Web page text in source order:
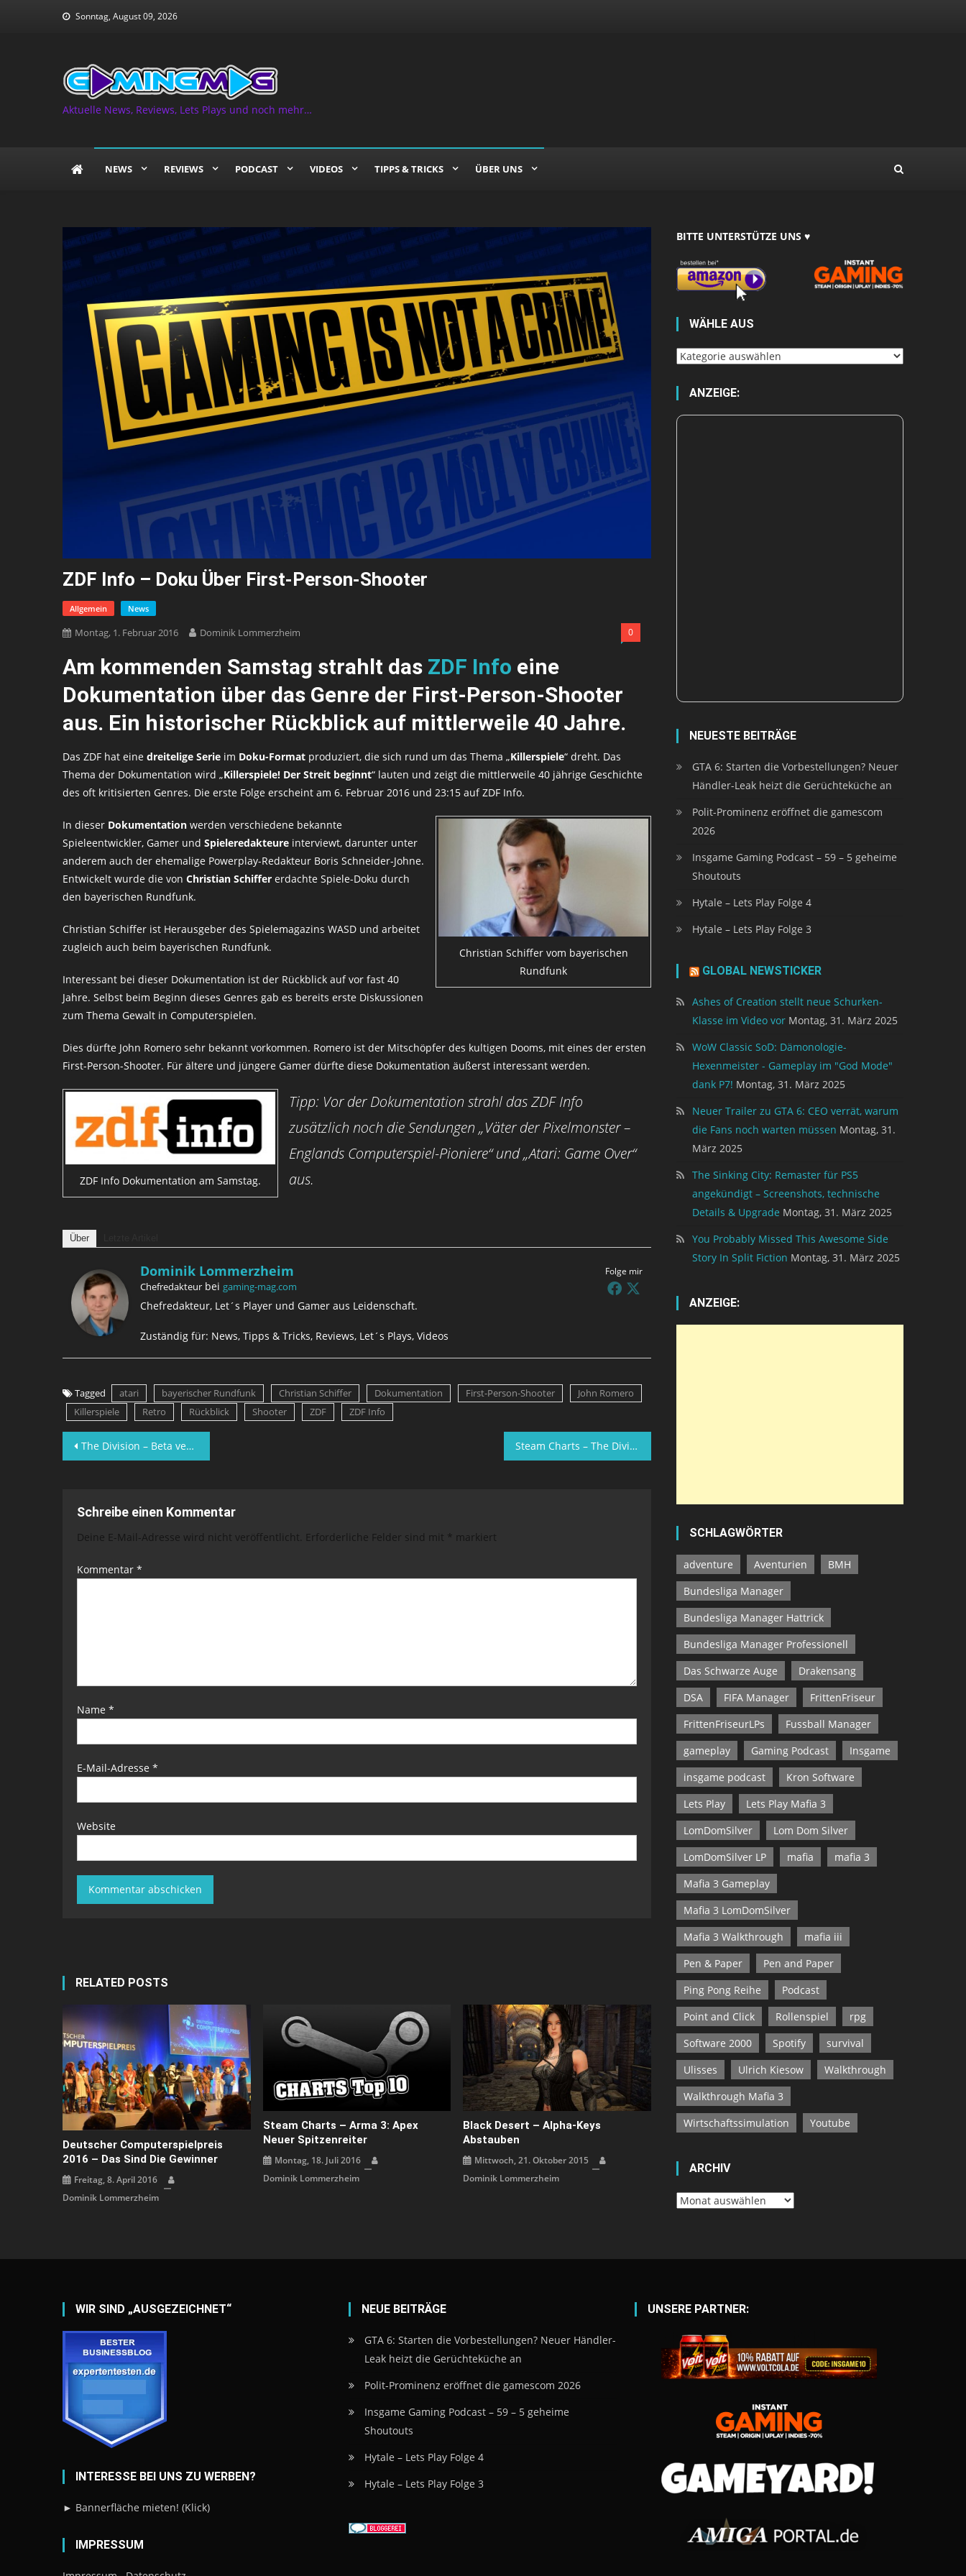
Sonntag, August 09, 2026
Aktuelle News, Reviews, Lets Plays und noch mehr…
NEWS REVIEWS PODCAST VIDEOS TIPPS & TRICKS ÜBER UNS
ZDF Info – Doku Über First-Person-Shooter
Allgemein News
Montag, 1. Februar 2016 Dominik Lommerzheim 0
Am kommenden Samstag strahlt das ZDF Info eine
Dokumentation über das Genre der First-Person-Shooter
aus. Ein historischer Rückblick auf mittlerweile 40 Jahre.
Das ZDF hat eine dreitelige Serie im Doku-Format produziert, die sich rund um das Thema „Killerspiele“ dreht. Das
Thema der Dokumentation wird „Killerspiele! Der Streit beginnt“ lauten und zeigt die mittlerweile 40 jährige Geschichte
des oft kritisierten Genres. Die erste Folge erscheint am 6. Februar 2016 und 23:15 auf ZDF Info.
Christian Schiffer vom bayerischen
Rundfunk
In dieser Dokumentation werden verschiedene bekannte
Spieleentwickler, Gamer und Spieleredakteure interviewt, darunter unter
anderem auch der ehemalige Powerplay-Redakteur Boris Schneider-Johne.
Entwickelt wurde die von Christian Schiffer erdachte Spiele-Doku durch
den bayerischen Rundfunk.
Christian Schiffer ist Herausgeber des Spielemagazins WASD und arbeitet
zugleich auch beim bayerischen Rundfunk.
Interessant bei dieser Dokumentation ist der Rückblick auf vor fast 40
Jahre. Selbst beim Beginn dieses Genres gab es bereits erste Diskussionen
zum Thema Gewalt in Computerspielen.
Dies dürfte John Romero sehr bekannt vorkommen. Romero ist der Mitschöpfer des kultigen Dooms, mit eines der ersten
First-Person-Shooter. Für ältere und jüngere Gamer dürfte diese Dokumentation äußerst interessant werden.
ZDF Info Dokumentation am Samstag.
Tipp: Vor der Dokumentation strahl das ZDF Info
zusätzlich noch die Sendungen „Väter der Pixelmonster –
Englands Computerspiel-Pioniere“ und „Atari: Game Over“
aus.
Über
Folge mir
Dominik Lommerzheim
Chefredakteur bei gaming-mag.com
Chefredakteur, Let´s Player und Gamer aus Leidenschaft.
Zuständig für: News, Tipps & Tricks, Reviews, Let´s Plays, Videos
Tagged atari bayerischer Rundfunk Christian Schiffer Dokumentation First-Person-Shooter
John Romero
Killerspiele
Retro Rückblick Shooter ZDF ZDF Info
Beitragsnavigation
The Division – Beta verlängert um 24 Stunden Steam Charts – The Division schlägt ein
Schreibe einen Kommentar
Deine E-Mail-Adresse wird nicht veröffentlicht. Erforderliche Felder sind mit * markiert
Kommentar *
Name *
E-Mail-Adresse *
Website
RELATED POSTS
Deutscher Computerspielpreis
2016 – Das Sind Die Gewinner
Freitag, 8. April 2016
Dominik Lommerzheim
Steam Charts – Arma 3: Apex
Neuer Spitzenreiter
Montag, 18. Juli 2016
Dominik Lommerzheim
Black Desert – Alpha-Keys
Abstauben
Mittwoch, 21. Oktober 2015
Dominik Lommerzheim
BITTE UNTERSTÜTZE UNS ♥
WÄHLE AUS
Wähle
ANZEIGE:
NEUESTE BEITRÄGE
GTA 6: Starten die Vorbestellungen? Neuer
Händler-Leak heizt die Gerüchteküche an
Polit-Prominenz eröffnet die gamescom
2026
Insgame Gaming Podcast – 59 – 5 geheime
Shoutouts
Hytale – Lets Play Folge 4
Hytale – Lets Play Folge 3
GLOBAL NEWSTICKER
Ashes of Creation stellt neue Schurken-
Klasse im Video vor Montag, 31. März 2025
WoW Classic SoD: Dämonologie-
Hexenmeister - Gameplay im "God Mode"
dank P7! Montag, 31. März 2025
Neuer Trailer zu GTA 6: CEO verrät, warum
die Fans noch warten müssen Montag, 31.
März 2025
The Sinking City: Remaster für PS5
angekündigt – Screenshots, technische
Details & Upgrade Montag, 31. März 2025
You Probably Missed This Awesome Side
Story In Split Fiction Montag, 31. März 2025
ANZEIGE:
SCHLAGWÖRTER
adventure Aventurien
BMH
Bundesliga Manager
Bundesliga Manager Hattrick
Bundesliga Manager Professionell
Das Schwarze Auge
Drakensang
DSA
FIFA Manager
FrittenFriseur
FrittenFriseurLPs
Fussball Manager
gameplay
Gaming Podcast
Insgame
insgame podcast
Kron Software
Lets Play
Lets Play Mafia 3
LomDomSilver
Lom Dom Silver
LomDomSilver LP
mafia
mafia 3
Mafia 3 Gameplay
Mafia 3 LomDomSilver
Mafia 3 Walkthrough
mafia iii
Pen & Paper
Pen and Paper
Ping Pong Reihe
Podcast
Point and Click
Rollenspiel
rpg
Software 2000
Spotify
survival
Ulisses
Ulrich Kiesow
Walkthrough
Walkthrough Mafia 3
Wirtschaftssimulation
Youtube
ARCHIV
Archiv
WIR SIND „AUSGEZEICHNET“
INTERESSE BEI UNS ZU WERBEN?
► Bannerfläche mieten! (Klick)
IMPRESSUM
NEUE BEITRÄGE
GTA 6: Starten die Vorbestellungen? Neuer Händler-
Leak heizt die Gerüchteküche an
Polit-Prominenz eröffnet die gamescom 2026
Insgame Gaming Podcast – 59 – 5 geheime
Shoutouts
Hytale – Lets Play Folge 4
Hytale – Lets Play Folge 3
UNSERE PARTNER: